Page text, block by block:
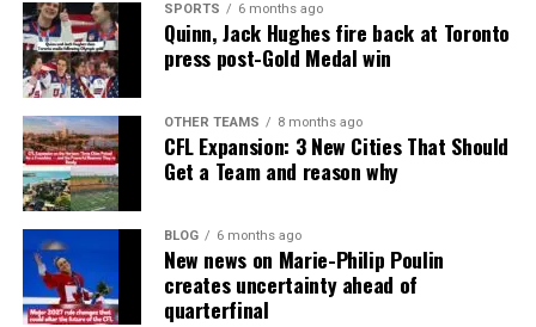
SPORTS 6 months ago
Quinn, Jack Hughes fire back at Toronto
press post-Gold Medal win
OTHER TEAMS 8 months ago
CFL Expansion: 3 New Cities That Should
Get a Team and reason why
BLOG 6 months ago
New news on Marie-Philip Poulin
creates uncertainty ahead of
quarterfinal